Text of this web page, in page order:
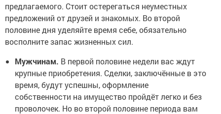
предлагаемого. Стоит остерегаться неуместных
предложений от друзей и знакомых. Во второй
половине дня уделяйте время себе, обязательно
восполните запас жизненных сил.
Мужчинам. В первой половине недели вас ждут
крупные приобретения. Сделки, заключённые в это
время, будут успешны, оформление
собственности на имущество пройдёт легко и без
проволочек. Но во второй половине периода вам